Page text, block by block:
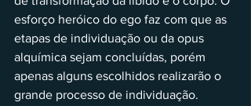
esforço heróico do ego faz com que as
etapas de individuação ou da opus
alquímica sejam concluídas, porém
apenas alguns escolhidos realizarão o
grande processo de individuação.